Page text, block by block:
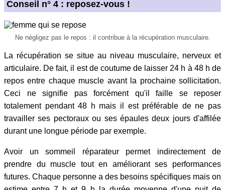
Conseil n° 4 : reposez-vous !
Ne négligez pas le repos : il contribue à la récupération musculaire.
La récupération se situe au niveau musculaire, nerveux et
articulaire. De fait, il est de coutume de laisser 24 h à 48 h de
repos entre chaque muscle avant la prochaine sollicitation.
Ceci ne signifie pas forcément qu'il faille se reposer
totalement pendant 48 h mais il est préférable de ne pas
travailler ses pectoraux ou ses épaules deux jours d'affilée
durant une longue période par exemple.
Avoir un sommeil réparateur permet indirectement de
prendre du muscle tout en améliorant ses performances
futures. Chaque personne a des besoins spécifiques mais on